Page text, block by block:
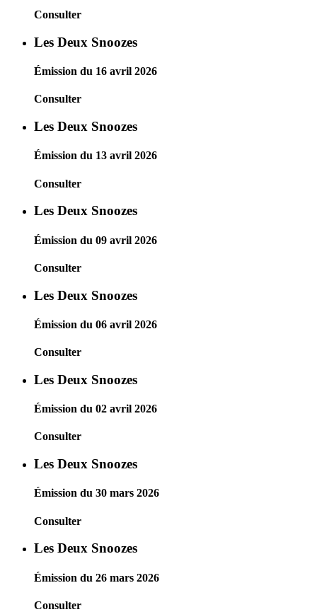
Consulter
Les Deux Snoozes
Émission du 16 avril 2026
Consulter
Les Deux Snoozes
Émission du 13 avril 2026
Consulter
Les Deux Snoozes
Émission du 09 avril 2026
Consulter
Les Deux Snoozes
Émission du 06 avril 2026
Consulter
Les Deux Snoozes
Émission du 02 avril 2026
Consulter
Les Deux Snoozes
Émission du 30 mars 2026
Consulter
Les Deux Snoozes
Émission du 26 mars 2026
Consulter